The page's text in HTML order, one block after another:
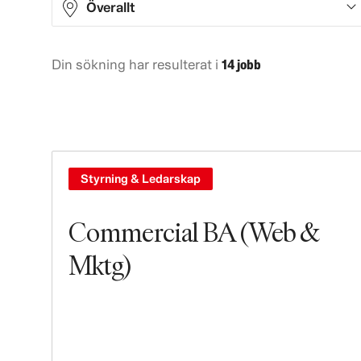
Överallt
South America
1
Din sökning har resulterat i 14 jobb
Commercial BA (Web &
Mktg)
Styrning & Ledarskap